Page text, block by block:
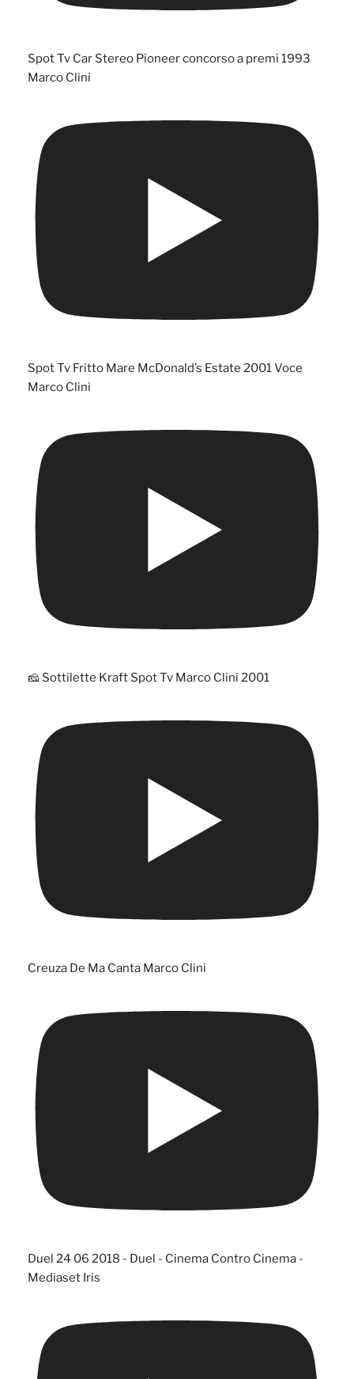
Spot Tv Car Stereo Pioneer concorso a premi 1993
Marco Clini
Spot Tv Fritto Mare McDonald’s Estate 2001 Voce
Marco Clini
🧀 Sottilette Kraft Spot Tv Marco Clini 2001
Creuza De Ma Canta Marco Clini
Duel 24 06 2018 - Duel - Cinema Contro Cinema -
Mediaset Iris